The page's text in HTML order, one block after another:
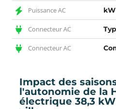
Puissance AC kW
Connecteur AC
Connecteur AC
Impact des
l'autonomie de la
électrique 38,3